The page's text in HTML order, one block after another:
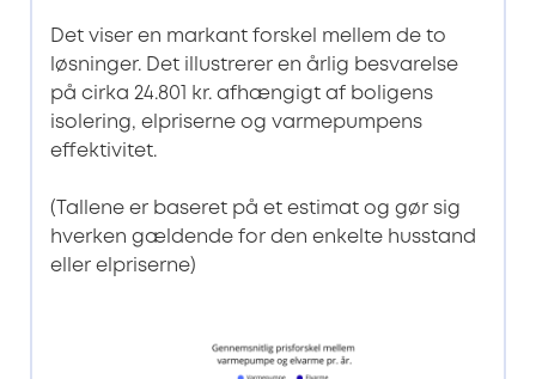
Det viser en markant forskel mellem de to
løsninger. Det illustrerer en årlig besvarelse
på cirka 24.801 kr. afhængigt af boligens
isolering, elpriserne og varmepumpens
effektivitet.
(Tallene er baseret på et estimat og gør sig
hverken gældende for den enkelte husstand
eller elpriserne)